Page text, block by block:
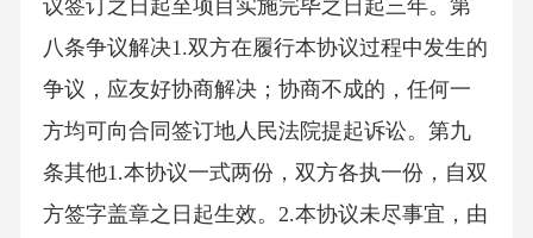
议签订之日起至项目实施完毕之日起三年。第
八条争议解决1.双方在履行本协议过程中发生的
争议，应友好协商解决；协商不成的，任何一
方均可向合同签订地人民法院提起诉讼。第九
条其他1.本协议一式两份，双方各执一份，自双
方签字盖章之日起生效。2.本协议未尽事宜，由